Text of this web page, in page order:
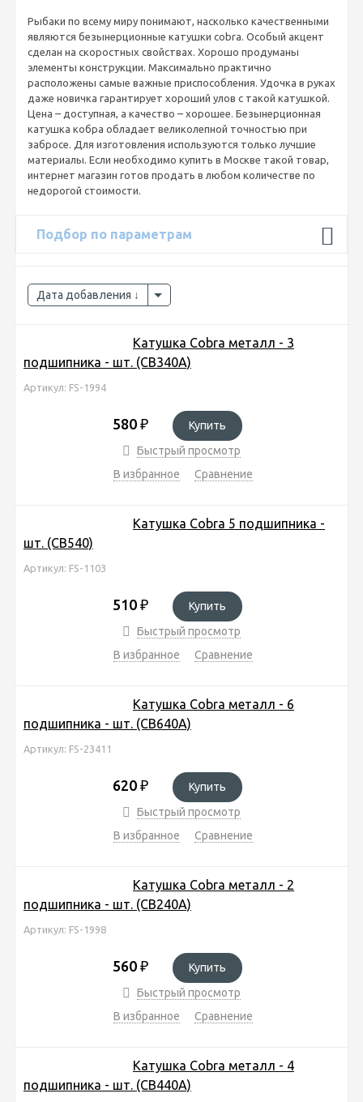
Рыбаки по всему миру понимают, насколько качественными
являются безынерционные катушки cobra. Особый акцент
сделан на скоростных свойствах. Хорошо продуманы
элементы конструкции. Максимально практично
расположены самые важные приспособления. Удочка в руках
даже новичка гарантирует хороший улов с такой катушкой.
Цена – доступная, а качество – хорошее. Безынерционная
катушка кобра обладает великолепной точностью при
забросе. Для изготовления используются только лучшие
материалы. Если необходимо купить в Москве такой товар,
интернет магазин готов продать в любом количестве по
недорогой стоимости.
Подбор по параметрам
Дата добавления
Катушка Cobra металл - 3
подшипника - шт. (CB340A)
Артикул: FS-1994
580 ₽
Купить
Быстрый просмотр
В избранное
Сравнение
Катушка Cobra 5 подшипника -
шт. (CB540)
Артикул: FS-1103
510 ₽
Купить
Быстрый просмотр
В избранное
Сравнение
Катушка Cobra металл - 6
подшипника - шт. (CB640A)
Артикул: FS-23411
620 ₽
Купить
Быстрый просмотр
В избранное
Сравнение
Катушка Cobra металл - 2
подшипника - шт. (CB240A)
Артикул: FS-1998
560 ₽
Купить
Быстрый просмотр
В избранное
Сравнение
Катушка Cobra металл - 4
подшипника - шт. (CB440A)